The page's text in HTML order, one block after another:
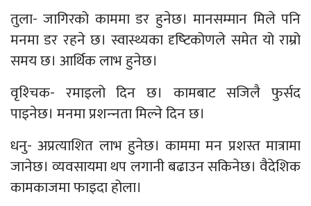
तुला- जागिरको काममा डर हुनेछ। मानसम्मान मिले पनि
मनमा डर रहने छ। स्वास्थ्यका दृष्‍टिकोणले समेत यो राम्रो
समय छ। आर्थिक लाभ हुनेछ।
वृश्‍चिक- रमाइलो दिन छ। कामबाट सजिलै फुर्सद
पाइनेछ। मनमा प्रशन्‍नता मिल्ने दिन छ।
धनु- अप्रत्याशित लाभ हुनेछ। काममा मन प्रशस्त मात्रामा
जानेछ। व्यवसायमा थप लगानी बढाउन सकिनेछ। वैदेशिक
कामकाजमा फाइदा होला।